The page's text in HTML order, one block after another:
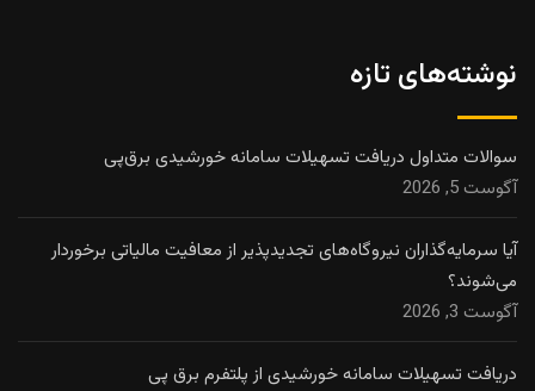
نوشته‌های تازه
سوالات متداول دریافت تسهیلات سامانه خورشیدی برق‌پی
آگوست 5, 2026
آیا سرمایه‌گذاران نیروگاه‌های تجدیدپذیر از معافیت مالیاتی برخوردار
می‌شوند؟
آگوست 3, 2026
دریافت تسهیلات سامانه خورشیدی از پلتفرم برق پی